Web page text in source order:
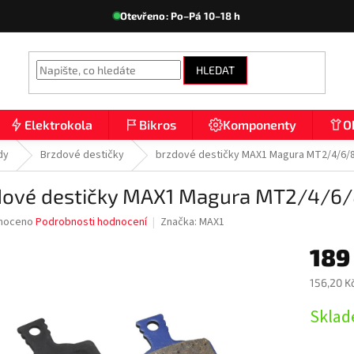
Otevřeno: Po–Pá 10–18 h
HLEDAT
Elektrokola Bikros Komponenty
Brzdové destičky brzdové destičky MAX1 Magura MT2/4/6/
destičky MAX1 Magura MT2/4/
Podrobnosti hodnocení Značka: MAX1
156,20
cena: